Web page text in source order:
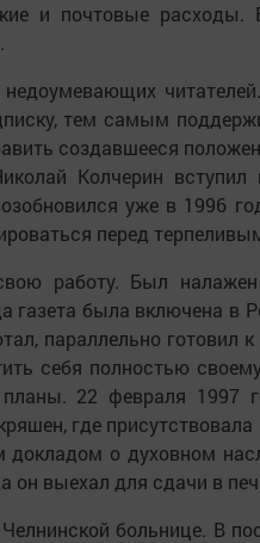
и почтовые
тем самым
создавшееся
Колчерин
уже в 1996
перед
работу. Был
газета была включена в
параллельно
себя полностью
22 февраля 1997
где
о духовном
он выехал для сдачи в
больнице. В